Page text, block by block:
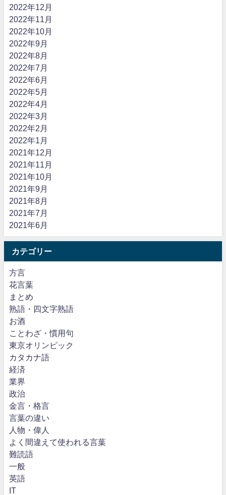
2022年12月
2022年11月
2022年10月
2022年9月
2022年8月
2022年7月
2022年6月
2022年5月
2022年4月
2022年3月
2022年2月
2022年1月
2021年12月
2021年11月
2021年10月
2021年9月
2021年8月
2021年7月
2021年6月
カテゴリー
方言
花言葉
まとめ
熟語・四文字熟語
お酒
ことわざ・慣用句
東京オリンピック
カタカナ語
経済
業界
政治
金言・格言
言葉の違い
人物・偉人
よく間違えて使われる言葉
難読語
一般
英語
IT